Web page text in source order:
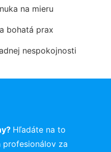
na mieru
bohatá prax
nespokojnosti
Hľadáte na to
profesionálov za